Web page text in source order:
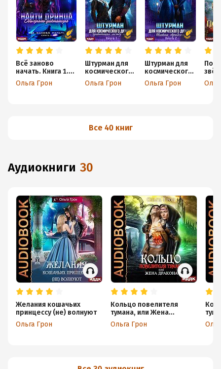
Всё заново
начать. Книга 1.
Найти принца,
обыграть
Ольга Грон
Штурман для
космического
демона.
Гравитация
Ольга Грон
Штурман для
космического
демона. Тайна
Аридена
Ольга Грон
Все 40 книг
аудиокниги 30
Желания кошачьих
принцессу (не) волнуют
Ольга Грон
Кольцо повелителя
тумана, или Жена
дракона
Ольга Грон